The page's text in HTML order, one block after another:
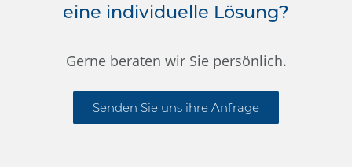
eine individuelle Lösung?
Gerne beraten wir Sie persönlich.
Senden Sie uns ihre Anfrage